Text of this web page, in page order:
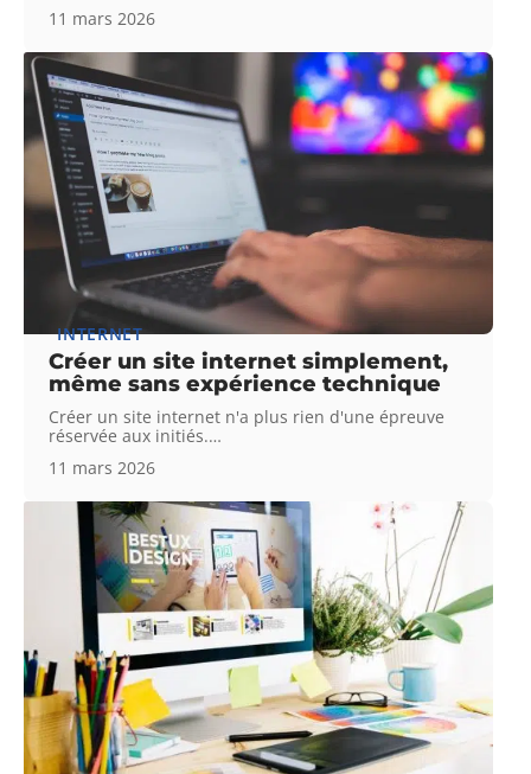
11 mars 2026
INTERNET
Créer un site internet simplement,
même sans expérience technique
Créer un site internet n'a plus rien d'une épreuve
réservée aux initiés.…
11 mars 2026